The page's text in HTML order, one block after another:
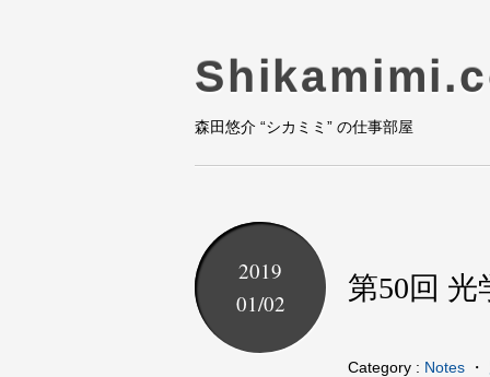
森田悠介 “シカミミ” の仕事部屋
第50回 光
2019
01/02
Category : Notes ・